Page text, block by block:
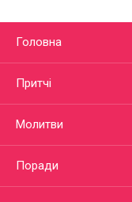
Головна
Притчі
Молитви
Поради